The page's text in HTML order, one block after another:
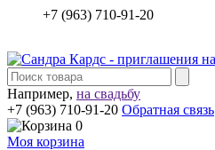
+7 (963) 710-91-20
Например, на свадьбу
+7 (963) 710-91-20 Обратная связь
0
Моя корзина